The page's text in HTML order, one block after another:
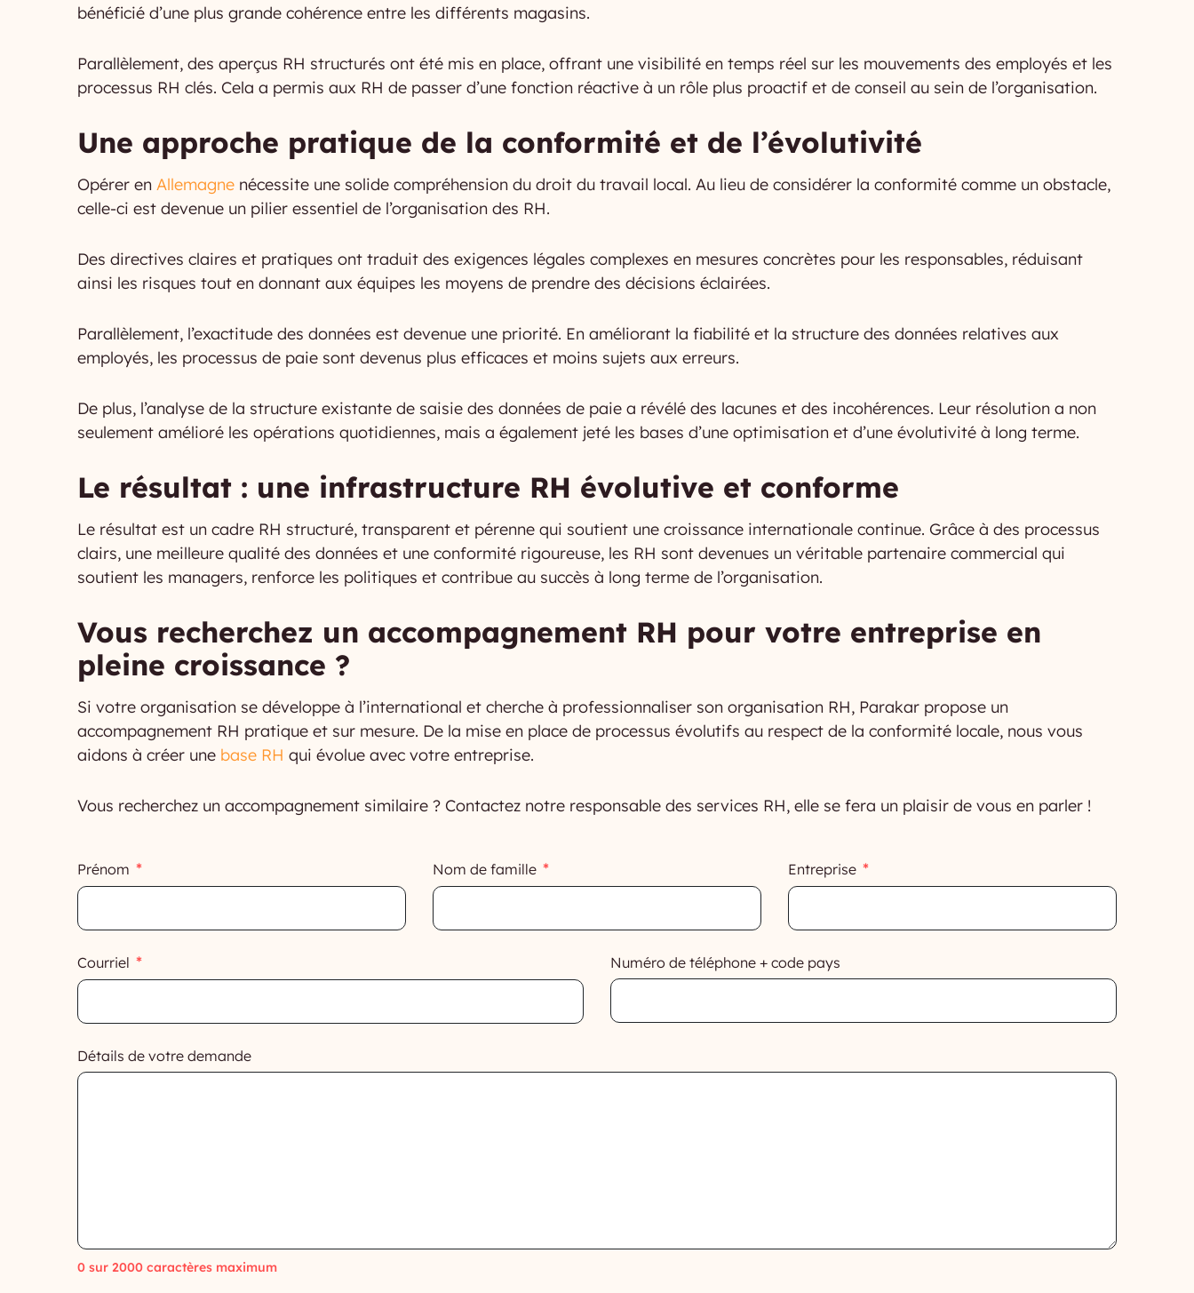
bénéficié d’une plus grande cohérence entre les différents magasins.
Parallèlement, des aperçus RH structurés ont été mis en place, offrant une visibilité en temps réel sur les mouvements des employés et les
processus RH clés. Cela a permis aux RH de passer d’une fonction réactive à un rôle plus proactif et de conseil au sein de l’organisation.
Une approche pratique de la conformité et de l’évolutivité
Opérer en Allemagne nécessite une solide compréhension du droit du travail local. Au lieu de considérer la conformité comme un obstacle,
celle-ci est devenue un pilier essentiel de l’organisation des RH.
Des directives claires et pratiques ont traduit des exigences légales complexes en mesures concrètes pour les responsables, réduisant
ainsi les risques tout en donnant aux équipes les moyens de prendre des décisions éclairées.
Parallèlement, l’exactitude des données est devenue une priorité. En améliorant la fiabilité et la structure des données relatives aux
employés, les processus de paie sont devenus plus efficaces et moins sujets aux erreurs.
De plus, l’analyse de la structure existante de saisie des données de paie a révélé des lacunes et des incohérences. Leur résolution a non
seulement amélioré les opérations quotidiennes, mais a également jeté les bases d’une optimisation et d’une évolutivité à long terme.
Le résultat : une infrastructure RH évolutive et conforme
Le résultat est un cadre RH structuré, transparent et pérenne qui soutient une croissance internationale continue. Grâce à des processus
clairs, une meilleure qualité des données et une conformité rigoureuse, les RH sont devenues un véritable partenaire commercial qui
soutient les managers, renforce les politiques et contribue au succès à long terme de l’organisation.
Vous recherchez un accompagnement RH pour votre entreprise en
pleine croissance ?
Si votre organisation se développe à l’international et cherche à professionnaliser son organisation RH, Parakar propose un
accompagnement RH pratique et sur mesure. De la mise en place de processus évolutifs au respect de la conformité locale, nous vous
aidons à créer une base RH qui évolue avec votre entreprise.
Vous recherchez un accompagnement similaire ? Contactez notre responsable des services RH, elle se fera un plaisir de vous en parler !
Prénom Nom de famille Entreprise
Courriel Numéro de téléphone + code pays
Détails de votre demande
0 sur 2000 caractères maximum